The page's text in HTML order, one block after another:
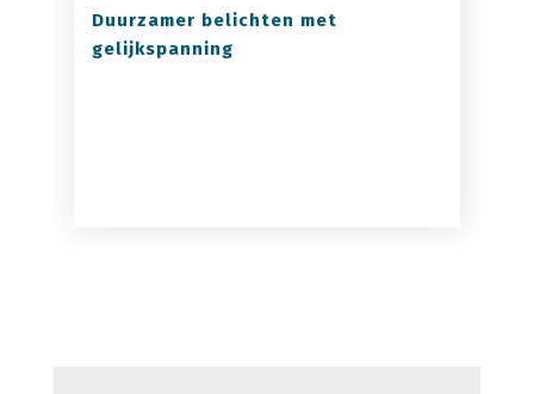
Duurzamer belichten met
gelijkspanning